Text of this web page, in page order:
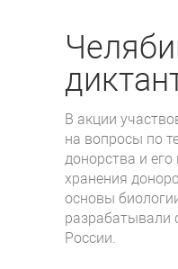
В акции
на вопросы по
донорства и его
хранения
основы
разрабатывали
России.